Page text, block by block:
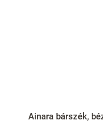
Ainara bárszék,